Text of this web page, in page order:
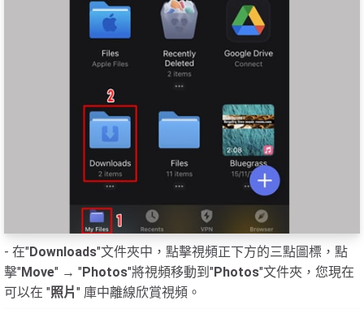
- 在"Downloads"文件夾中，點擊視頻正下方的三點圖標，點
擊"Move" → "Photos"將視頻移動到"Photos"文件夾，您現在
可以在 "照片" 庫中離線欣賞視頻。